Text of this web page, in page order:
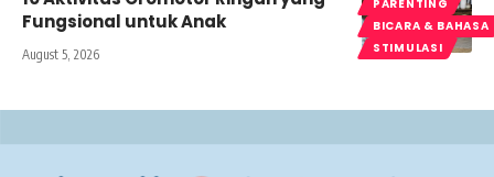
PARENTING
BICARA & BAHASA
STIMULASI
Fungsional untuk Anak
August 5, 2026